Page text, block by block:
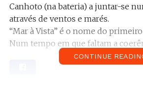
Canhoto (na bateria) a juntar-se
através de ventos e marés.
“Mar à Vista” é o nome do
Num tempo em que faltam a
social, SEA GROOVE vem com
CONTINUE